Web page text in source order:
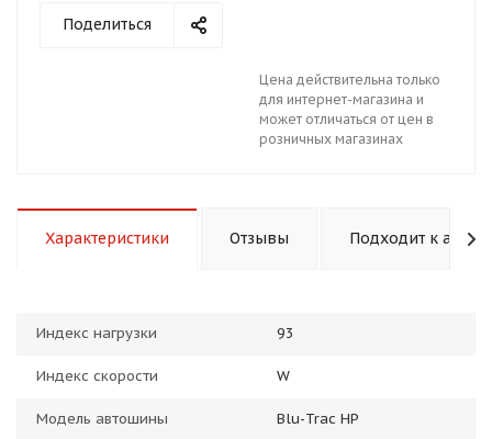
Поделиться
Цена действительна только
для интернет-магазина и
может отличаться от цен в
розничных магазинах
Характеристики Отзывы Подходит к авто
Индекс нагрузки 93
Индекс скорости W
Модель автошины Blu-Trac HP